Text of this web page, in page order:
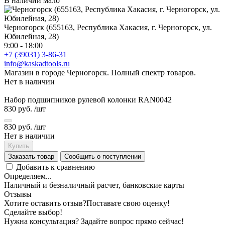
Черногорск (655163, Республика Хакасия, г. Черногорск, ул.
Юбилейная, 28)
9:00 - 18:00
+7 (39031) 3-86-31
info@kaskadtools.ru
Магазин в городе Черногорск. Полный спектр товаров.
Нет в наличии
Набор подшипников рулевой колонки RAN0042
830 руб. /шт
830 руб. /шт
Нет в наличии
Купить
Заказать товар
Сообщить о поступлении
Добавить к сравнению
Определяем...
Наличный и безналичный расчет, банковские карты
Отзывы
Хотите оставить отзыв?Поставьте свою оценку!
Сделайте выбор!
Нужна консультация? Задайте вопрос прямо сейчас!